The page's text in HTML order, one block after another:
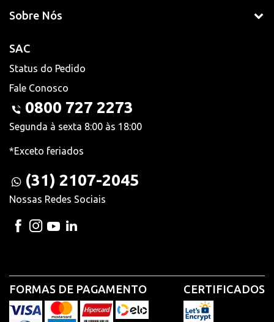
Sobre Nós
SAC
Status do Pedido
Fale Conosco
0800 727 2273
Segunda à sexta 8:00 às 18:00
*Exceto feriados
(31) 2107-2045
Nossas Redes Sociais
FORMAS DE PAGAMENTO CERTIFICADOS